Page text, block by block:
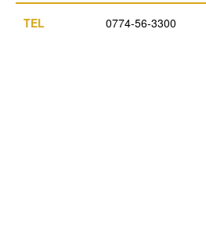
TEL 0774-56-3300